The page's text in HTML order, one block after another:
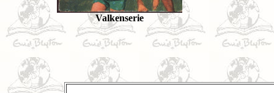
Valkenserie